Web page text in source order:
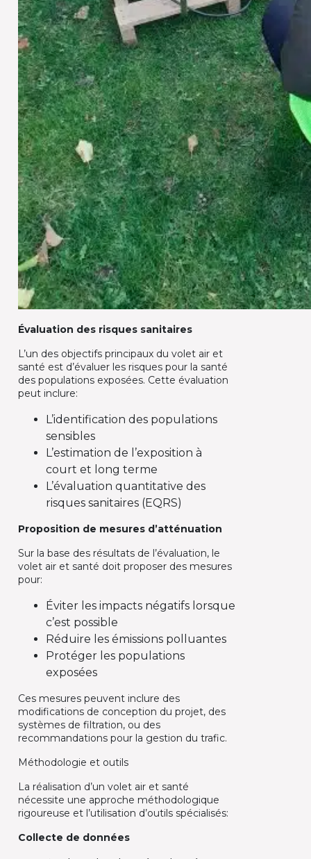
Évaluation des risques sanitaires
L’un des objectifs principaux du volet air et
santé est d’évaluer les risques pour la santé
des populations exposées. Cette évaluation
peut inclure:
L’identification des populations
sensibles
L’estimation de l’exposition à
court et long terme
L’évaluation quantitative des
risques sanitaires (EQRS)
Proposition de mesures d’atténuation
Sur la base des résultats de l’évaluation, le
volet air et santé doit proposer des mesures
pour:
Éviter les impacts négatifs lorsque
c’est possible
Réduire les émissions polluantes
Protéger les populations
exposées
Ces mesures peuvent inclure des
modifications de conception du projet, des
systèmes de filtration, ou des
recommandations pour la gestion du trafic.
Méthodologie et outils
La réalisation d’un volet air et santé
nécessite une approche méthodologique
rigoureuse et l’utilisation d’outils spécialisés:
Collecte de données